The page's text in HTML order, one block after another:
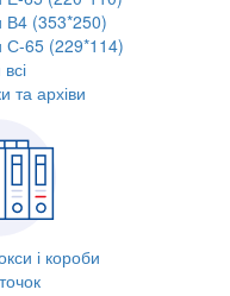
В4 (353*250)
С-65 (229*114)
та архіви
і короби